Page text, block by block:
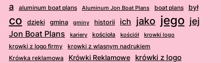
a aluminum boat plans Aluminum Jon Boat Plans boat plans był
co dzięki gmina gminy historii ich jako jego jej
Jon Boat Plans kariery kościoła kościół krowki logo
krowki z logo firmy
krowki z wlasnym nadrukiem
Krówka reklamowa
Krówki Reklamowe krówki z logo